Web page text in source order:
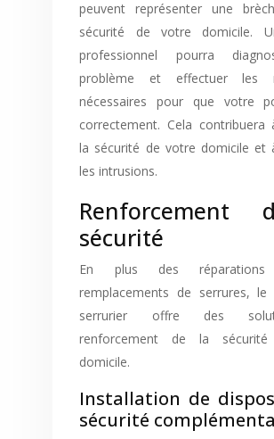
peuvent représenter une
sécurité de votre domicile.
professionnel pourra diag
problème et effectuer les
nécessaires pour que votre
correctement. Cela contribuera
la sécurité de votre domicile et
les intrusions.
Renforcement
sécurité
En plus des
remplacements de serrures, le
serrurier offre des
renforcement de la
domicile.
Installation de
sécurité